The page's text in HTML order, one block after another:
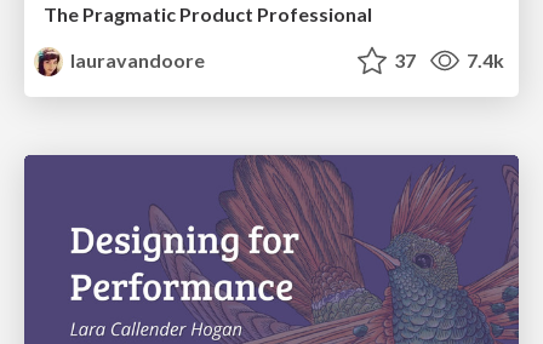
The Pragmatic Product Professional
lauravandoore
37 7.4k